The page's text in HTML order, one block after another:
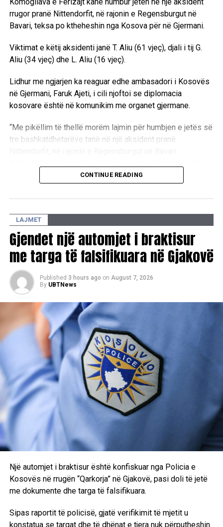
rrugor pranë Nittendorfit, në rajonin e Regensburgut në
Bavari, teksa po ktheheshin nga Kosova për në Gjermani.
Viktimat e këtij aksidenti janë T. Aliu (61 vjeç), djali i tij G.
Aliu (34 vjeç) dhe L. Aliu (16 vjeç).
Lidhur me ngjarjen ka reaguar edhe ambasadori i Kosovës
në Gjermani, Faruk Ajeti, i cili njoftoi se diplomacia
kosovare është në komunikim me organet gjermane.
“Me pikëllim të thellë morëm lajmin për humbjen e jetës së
tre bashkatdhetarëve tanë në një aksident pranë
kontakt me autoritetet gjermane lidhur me rastin. Në këto
të sinqerta familjarëve dhe të afërmve të viktimave”, ka
CONTINUE READING
LAJMET
Gjendet një automjet i braktisur
me targa të falsifikuara në Gjakovë
Published 3 hours ago on August 7, 2026
By UBTNews
Një automjet i braktisur është konfiskuar nga Policia e
Kosovës në rrugën “Qarkorja” në Gjakovë, pasi doli të jetë
me dokumente dhe targa të falsifikuara.
Sipas raportit të policisë, gjatë verifikimit të mjetit u
konstatua se targat dhe të dhënat e tjera nuk përputheshin